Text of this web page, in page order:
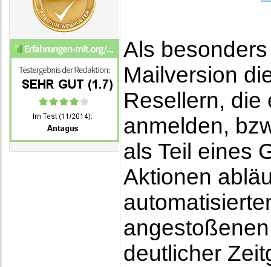
Als
Mailversion
Resellern, die
anmelden,
als Teil eines
Aktionen
deutlicher